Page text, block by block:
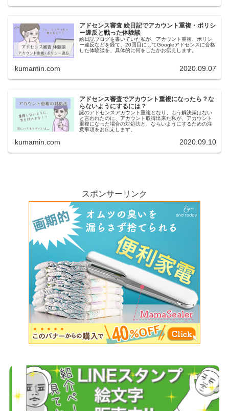
アドセンス審査 絵日記でアカウント重複・ポリシ
ー違反と戦った体験談
絵日記ブログを書いていた私が、アカウント重複、ポリシ
ー違反などを経て、20回目にしてGoogleアドセンスに合格
した体験談を、具体的に何をしたかお伝えします。
kumamin.com 2020.09.07
アドセンス審査でアカウント重複になったら？な
らないようにするには？
謎のアドセンスアカウント重複となり、もう解決策はない
と言われたのに、アカウント取得出来た私が、アカウント
重複になった場合の対処法と、ならいようにするための注
意事項をお伝えします。
kumamin.com 2020.09.10
スポンサーリンク